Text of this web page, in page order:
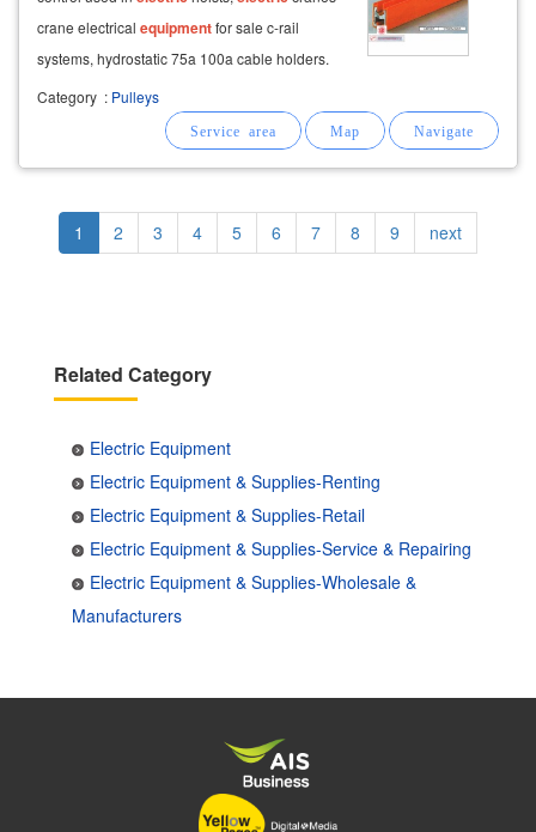
crane electrical equipmentfor sale c-rail
systems, hydrostatic 75a 100a cable holders.
equipment
, head-tail puller, flat cable, round
cable with sling, handle, carbon brush, crane
Category : Pulleys
Pagination
Current
page
1 Page
2 Page
3 Page
4 Page
5 Page
6 Page
7 Page
8 Page
9
Next
page
next
Related Category
Electric Equipment
Electric Equipment & Supplies-Renting
Electric Equipment & Supplies-Retail
Electric Equipment & Supplies-Service & Repairing
Electric Equipment & Supplies-Wholesale &
Manufacturers